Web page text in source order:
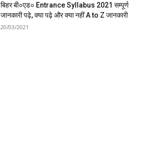
बिहर बी०एड० Entrance Syllabus 2021 सम्पूर्ण
जानकारी पढ़े, क्या पढ़े और क्या नहीं A to Z जानकारी
20/03/2021